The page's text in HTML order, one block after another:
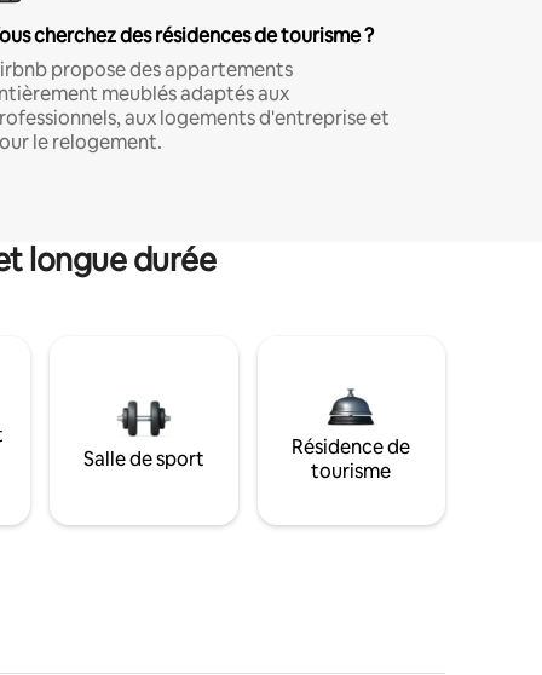
cherchez des résidences de tourisme ?
propose des appartements
meublés adaptés aux
aux logements d'entreprise et
le relogement.
longue durée
Salle de sport
Résidence de
tourisme